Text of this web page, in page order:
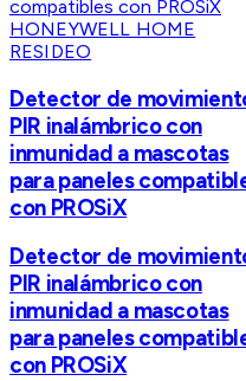
HONEYWELL HOME
RESIDEO
Detector de
PIR inalámbrico con
inmunidad a mascotas
para paneles
con PROSiX
Detector de
PIR inalámbrico con
inmunidad a mascotas
para paneles
con PROSiX